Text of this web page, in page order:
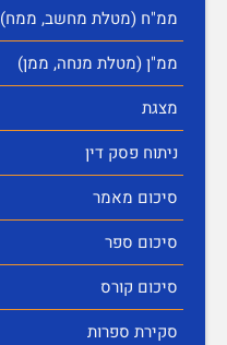
ממ"ח (מטלת מחשב, ממח)
ממ"ן (מטלת מנחה, ממן)
מצגת
ניתוח פסק דין
סיכום מאמר
סיכום ספר
סיכום קורס
סקירת ספרות